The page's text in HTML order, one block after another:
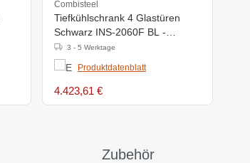
Combisteel
Tiefkühlschrank 4 Glastüren
Schwarz INS-2060F BL -
2508x710x(H)2092mm
3 - 5 Werktage
Produktdatenblatt
4.423,61 €
Zubehör